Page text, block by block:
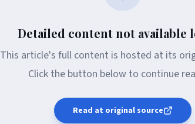
Detailed content not available
This article's full content is hosted at its
Click the button below to continue
Read at original source